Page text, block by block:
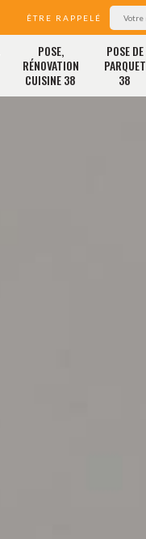
ÊTRE RAPPELÉ
POSE,
RÉNOVATION
CUISINE 38
POSE DE
PARQUET
38